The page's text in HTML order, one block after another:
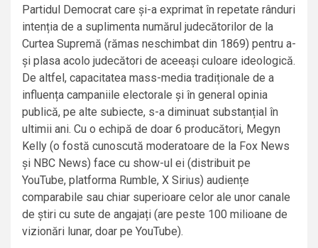
Partidul Democrat care și-a exprimat în repetate rânduri
intenția de a suplimenta numărul judecătorilor de la
Curtea Supremă (rămas neschimbat din 1869) pentru a-
și plasa acolo judecători de aceeași culoare ideologică.
De altfel, capacitatea mass-media tradiționale de a
influența campaniile electorale și în general opinia
publică, pe alte subiecte, s-a diminuat substanțial în
ultimii ani. Cu o echipă de doar 6 producători, Megyn
Kelly (o fostă cunoscută moderatoare de la Fox News
și NBC News) face cu show-ul ei (distribuit pe
YouTube, platforma Rumble, X Sirius) audiențe
comparabile sau chiar superioare celor ale unor canale
de știri cu sute de angajați (are peste 100 milioane de
vizionări lunar, doar pe YouTube).